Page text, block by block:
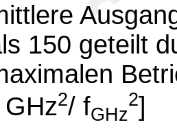
150 geteilt
2/ fGHz
2]